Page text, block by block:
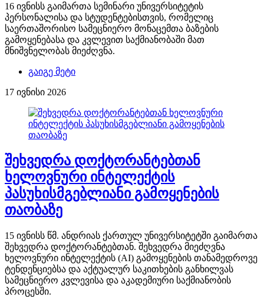
16 ივნისს გაიმართა სემინარი უნივერსიტეტის
პერსონალისა და სტუდენტებისთვის, რომელიც
საერთაშორისო სამეცნიერო მონაცემთა ბაზების
გამოყენებასა და კვლევით საქმიანობაში მათ
მნიშვნელობას მიეძღვნა.
გაიგე მეტი
17 ივნისი 2026
შეხვედრა დოქტორანტებთან
ხელოვნური ინტელექტის
პასუხისმგებლიანი გამოყენების
თაობაზე
15 ივნისს წმ. ანდრიას ქართულ უნივერსიტეტში გაიმართა
შეხვედრა დოქტორანტებთან. შეხვედრა მიეძღვნა
ხელოვნური ინტელექტის (AI) გამოყენების თანამედროვე
ტენდენციებსა და აქტუალურ საკითხების განხილვას
სამეცნიერო კვლევისა და აკადემიური საქმიანობის
პროცესში.